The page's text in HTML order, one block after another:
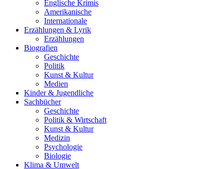
Englische Krimis
Amerikanische
Internationale
Erzählungen & Lyrik
Erzählungen
Biografien
Geschichte
Politik
Kunst & Kultur
Medien
Kinder & Jugendliche
Sachbücher
Geschichte
Politik & Wirtschaft
Kunst & Kultur
Medizin
Psychologie
Biologie
Klima & Umwelt